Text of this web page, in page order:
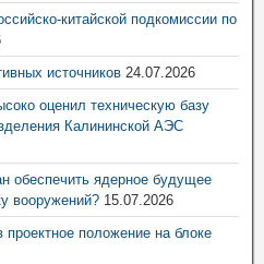
китайской подкомиссии по
источников 24.07.2026
оценил техническую базу
Калининской АЭС
обеспечить ядерное будущее
вооружений? 15.07.2026
проектное положение на блоке